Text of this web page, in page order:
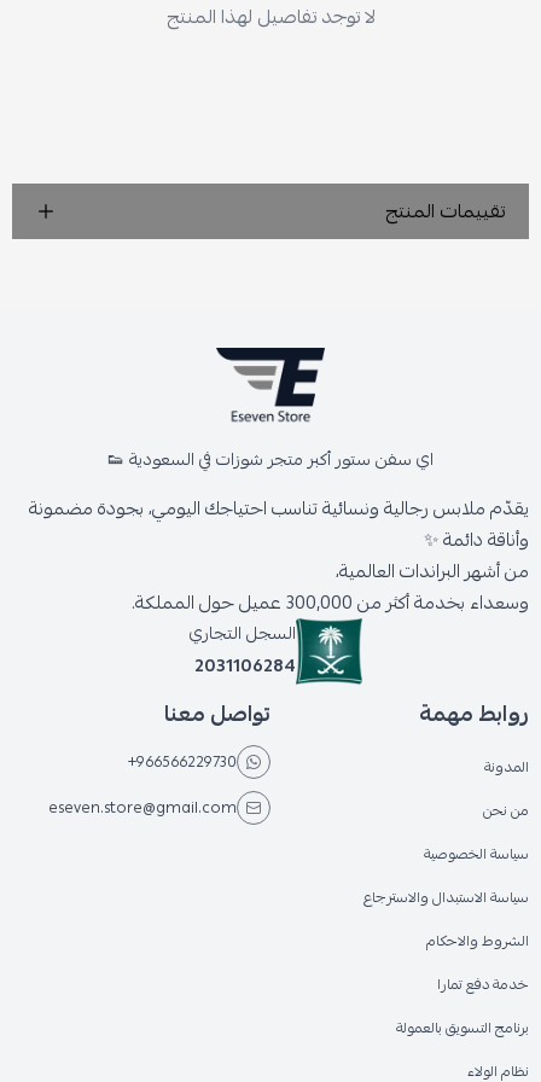
لا توجد تفاصيل لهذا المنتج
تقييمات المنتج
اي سفن ستور أكبر متجر شوزات في السعودية 👟
يقدّم ملابس رجالية ونسائية تناسب احتياجك اليومي، بجودة مضمونة
وأناقة دائمة ✨
من أشهر البراندات العالمية،
وسعداء بخدمة أكثر من 300,000 عميل حول المملكة.
السجل التجاري
2031106284
روابط مهمة
المدونة
من نحن
سياسة الخصوصية
سياسة الاستبدال والاسترجاع
الشروط والاحكام
خدمة دفع تمارا
برنامج التسويق بالعمولة
نظام الولاء
تواصل معنا
+966566229730
eseven.store@gmail.com